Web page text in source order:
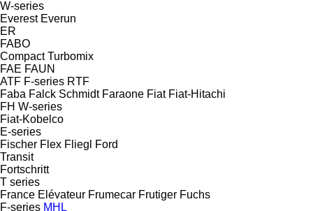
W-series
Everest Everun
ER
FABO
Compact Turbomix
FAE FAUN
ATF F-series RTF
Faba Falck Schmidt Faraone Fiat Fiat-Hitachi
FH W-series
Fiat-Kobelco
E-series
Fischer Flex Fliegl
Ford
Transit
Fortschritt
T series
France Elévateur Frumecar Frutiger Fuchs
F-series MHL